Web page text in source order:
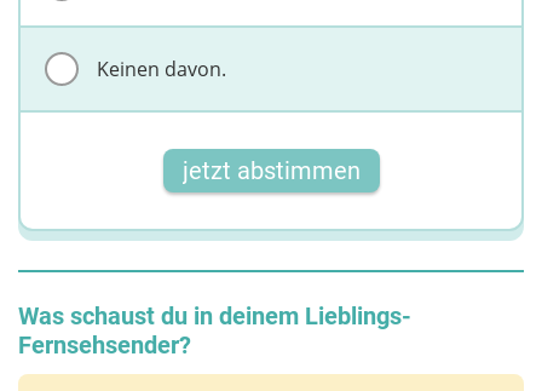
Keinen davon.
jetzt abstimmen
Was schaust du in deinem Lieblings-
Fernsehsender?